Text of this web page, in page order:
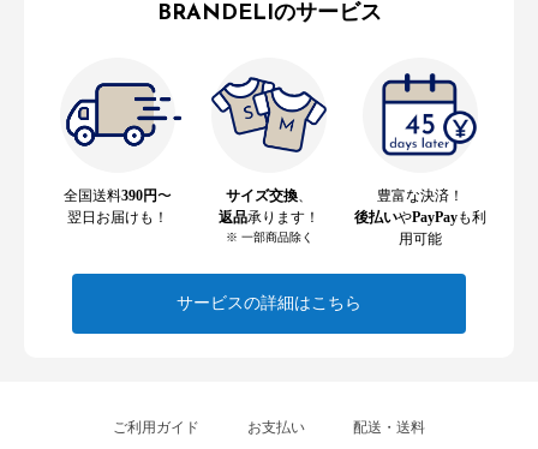
BRANDELIのサービス
全国送料390円〜
翌日お届けも！
サイズ交換
返品承ります！
※ 一部商品除く
豊富な決済！
後払いやPayPayも利
用可能
サービスの詳細はこちら
ご利用ガイド お支払い 配送・送料